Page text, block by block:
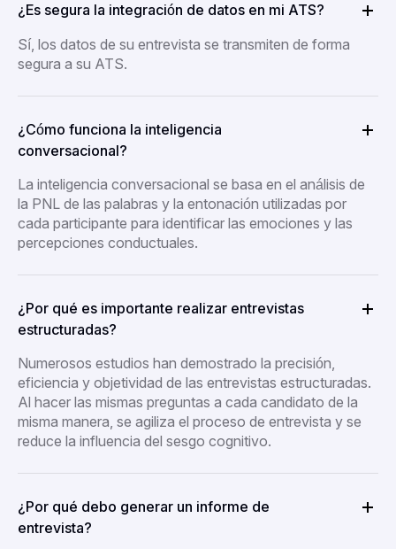
¿Es segura la integración de datos en mi ATS?
Sí, los datos de su entrevista se transmiten de forma
segura a su ATS.
¿Cómo funciona la inteligencia
conversacional?
La inteligencia conversacional se basa en el análisis de
la PNL de las palabras y la entonación utilizadas por
cada participante para identificar las emociones y las
percepciones conductuales.
¿Por qué es importante realizar entrevistas
estructuradas?
Numerosos estudios han demostrado la precisión,
eficiencia y objetividad de las entrevistas estructuradas.
Al hacer las mismas preguntas a cada candidato de la
misma manera, se agiliza el proceso de entrevista y se
reduce la influencia del sesgo cognitivo.
¿Por qué debo generar un informe de
entrevista?